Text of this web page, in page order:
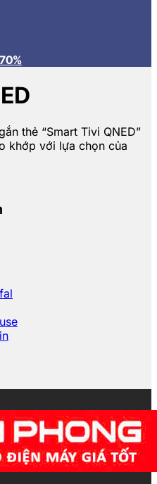
thẻ “Smart Tivi QNED”
khớp với lựa chọn của